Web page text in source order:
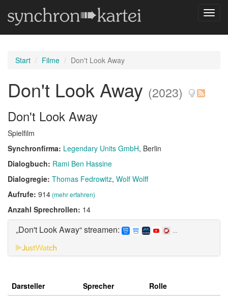
Start Filme Don't Look Away
Don't Look Away (2023)
Don't Look Away
Spielfilm
Synchronfirma: Legendary Units GmbH, Berlin
Dialogbuch: Rami Ben Hassine
Dialogregie: Thomas Fedrowitz Wolf Wolff
Aufrufe: 914(mehr erfahren)
Anzahl Sprechrollen: 14
„Don't Look Away“ streamen: ...
Darsteller Sprecher
Rolle